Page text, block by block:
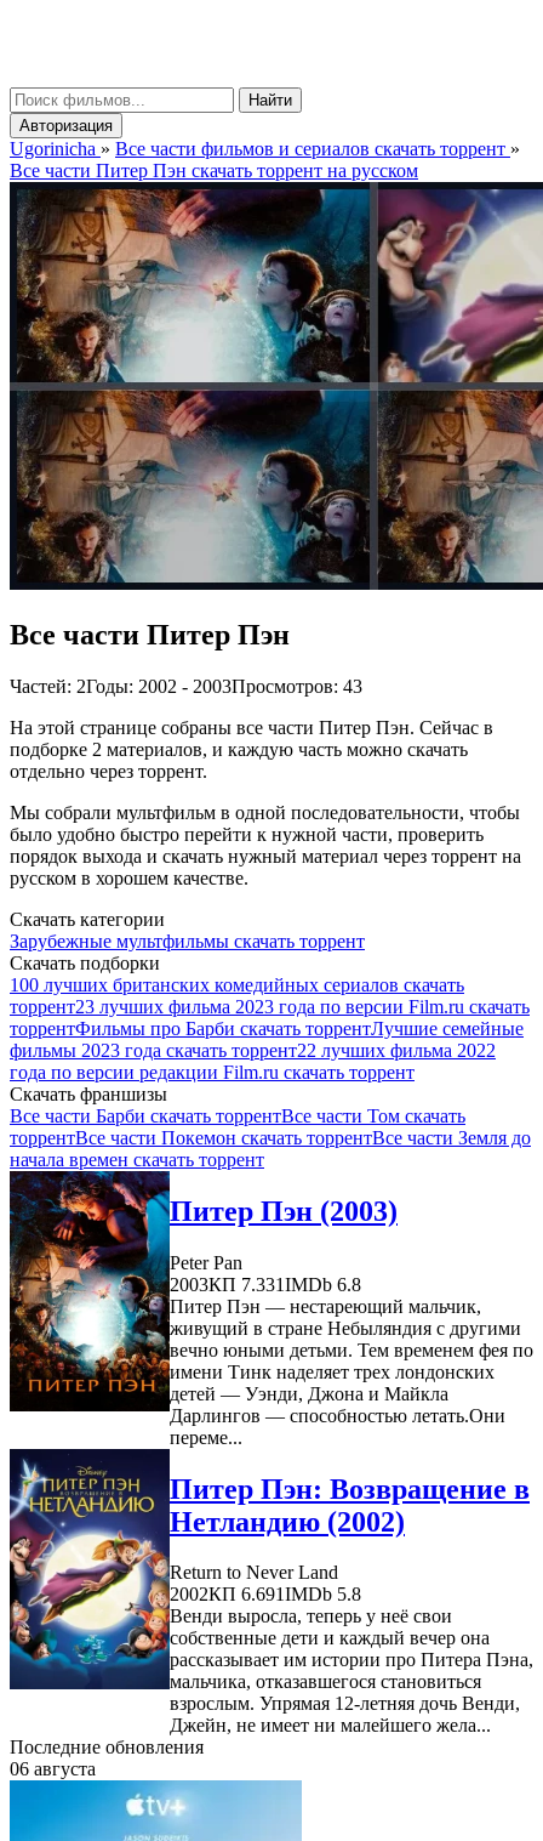
Найти
Авторизация
Ugorinicha » Все части фильмов и сериалов скачать торрент »
Все части Питер Пэн скачать торрент на русском
Все части Питер Пэн
Частей: 2Годы: 2002 - 2003Просмотров: 43
На этой странице собраны все части Питер Пэн. Сейчас в
подборке 2 материалов, и каждую часть можно скачать
отдельно через торрент.
Мы собрали мультфильм в одной последовательности, чтобы
было удобно быстро перейти к нужной части, проверить
порядок выхода и скачать нужный материал через торрент на
русском в хорошем качестве.
Скачать категории
Зарубежные мультфильмы скачать торрент
Скачать подборки
100 лучших британских комедийных сериалов скачать
торрент23 лучших фильма 2023 года по версии Film.ru скачать
торрентФильмы про Барби скачать торрентЛучшие семейные
фильмы 2023 года скачать торрент22 лучших фильма 2022
года по версии редакции Film.ru скачать торрент
Скачать франшизы
Все части Барби скачать торрентВсе части Том скачать
торрентВсе части Покемон скачать торрентВсе части Земля до
начала времен скачать торрент
Питер Пэн (2003)
Peter Pan
2003КП 7.331IMDb 6.8
Питер Пэн — нестареющий мальчик,
живущий в стране Небыляндия с другими
вечно юными детьми. Тем временем фея по
имени Тинк наделяет трех лондонских
детей — Уэнди, Джона и Майкла
Дарлингов — способностью летать.Они
переме...
Питер Пэн: Возвращение в
Нетландию (2002)
Return to Never Land
2002КП 6.691IMDb 5.8
Венди выросла, теперь у неё свои
собственные дети и каждый вечер она
рассказывает им истории про Питера Пэна,
мальчика, отказавшегося становиться
взрослым. Упрямая 12-летняя дочь Венди,
Джейн, не имеет ни малейшего жела...
Последние обновления
06 августа